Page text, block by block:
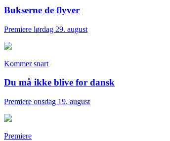
Bukserne de flyver
Premiere lørdag 29. august
Kommer snart
Du må ikke blive for dansk
Premiere onsdag 19. august
Premiere